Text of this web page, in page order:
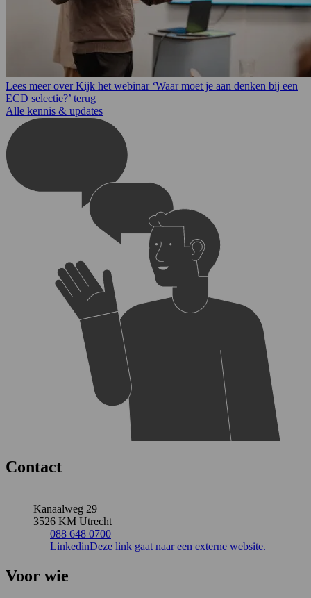
Lees meer over Kijk het webinar ‘Waar moet je aan denken bij een
ECD selectie?’ terug
Alle kennis & updates
Contact
Kanaalweg 29
3526 KM Utrecht
088 648 0700
LinkedinDeze link gaat naar een externe website.
Voor wie